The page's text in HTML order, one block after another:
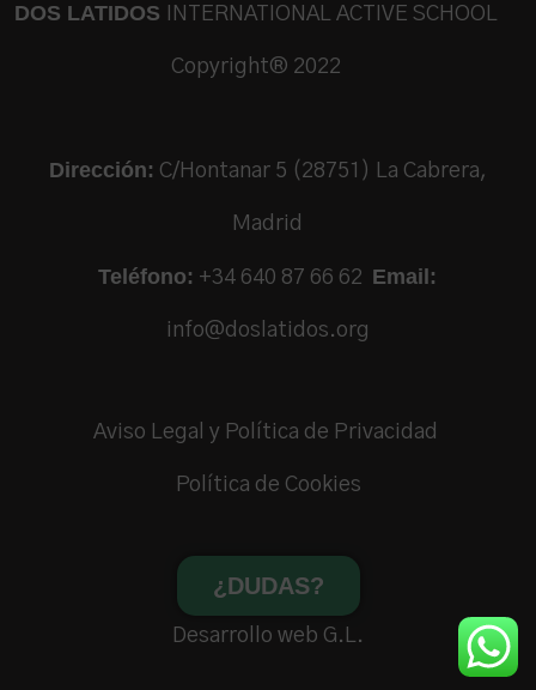
DOS LATIDOS INTERNATIONAL ACTIVE SCHOOL
Copyright® 2022
Dirección: C/Hontanar 5 (28751) La Cabrera,
Madrid
Teléfono: +34 640 87 66 62 Email:
info@doslatidos.org
Aviso Legal y Política de Privacidad
Política de Cookies
¿DUDAS?
Desarrollo web G.L.